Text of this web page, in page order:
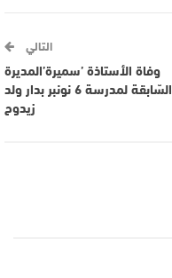
التالي
وفاة الأستاذة ’سميرة’المديرة
السّابقة لمدرسة 6 نونبر بدار ولد
زيدوح